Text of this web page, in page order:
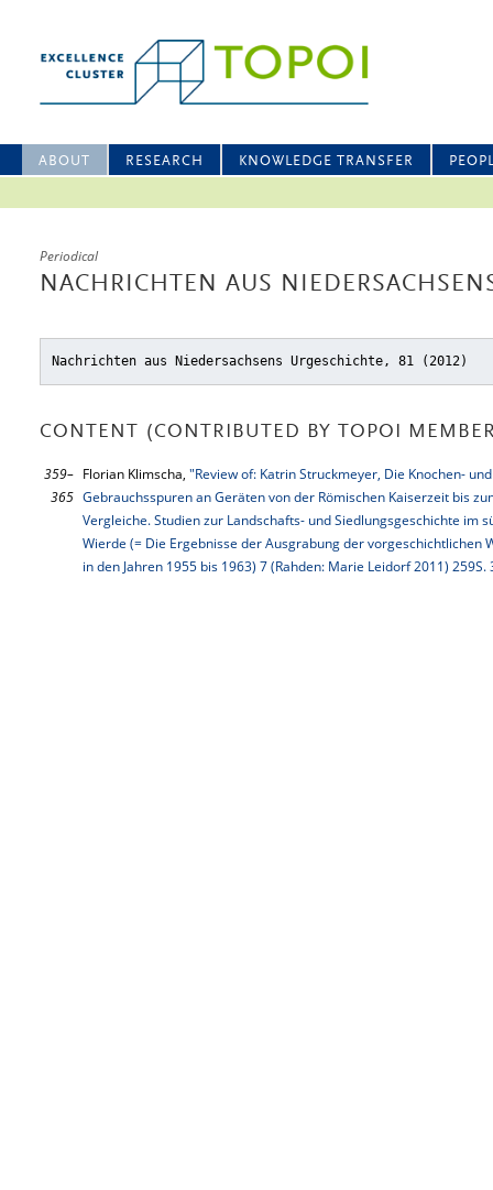
ABOUT RESEARCH KNOWLEDGE TRANSFER
Periodical
NACHRICHTEN AUS
Nachrichten aus Niedersachsens Urgeschichte, 81 (2012)
CONTENT (CONTRIBUTED BY TOPOI
359–
365
Florian Klimscha, "Review of: Katrin Struckmeyer, Die Knochen-
Gebrauchsspuren an Geräten von der Römischen Kaiserzeit bis
Vergleiche. Studien zur Landschafts- und Siedlungsgeschichte im
Wierde (= Die Ergebnisse der Ausgrabung der vorgeschichtlichen
in den Jahren 1955 bis 1963) 7 (Rahden: Marie Leidorf 2011) 259S.